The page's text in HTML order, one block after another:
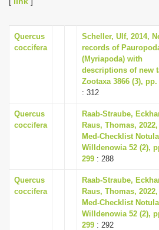
i
g
a
t
n
Quercus
coccifera
Scheller, Ulf, 2014,
records of
(Myriapoda) with
descriptions of new
Zootaxa 3866 (3), pp.
: 312
Quercus
coccifera
Raab-Straube,
Raus, Thomas,
Med-Checklist
Willdenowia 52 (2),
299 : 288
Quercus
coccifera
Raab-Straube,
Raus, Thomas,
Med-Checklist
Willdenowia 52 (2),
299 : 292